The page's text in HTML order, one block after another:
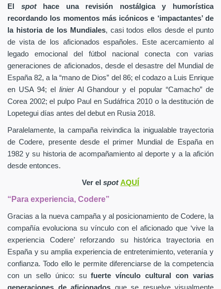
El spothace una revisión nostálgica y humorística
recordando los momentos más icónicos e ‘impactantes’ de
la historia de los Mundiales, casi todos ellos desde el punto
de vista de los aficionados españoles. Este acercamiento al
legado emocional del fútbol nacional conecta con varias
generaciones de aficionados, desde el desastre del Mundial de
España 82, a la “mano de Dios” del 86; el codazo a Luis Enrique
en USA 94; el linier Al Ghandour y el popular “Camacho” de
Corea 2002; el pulpo Paul en Sudáfrica 2010 o la destitución de
Lopetegui días antes del debut en Rusia 2018.
Paralelamente, la campaña reivindica la inigualable trayectoria
de Codere, presente desde el primer Mundial de España en
1982 y su historia de acompañamiento al deporte y a la afición
desde entonces.
Ver el spotAQUÍ
“Para experiencia, Codere”
Gracias a la nueva campaña y al posicionamiento de Codere, la
compañía evoluciona su vínculo con el aficionado que ‘vive la
experiencia Codere’ reforzando su histórica trayectoria en
España y su amplia experiencia de entretenimiento, veteranía y
confianza. Todo ello le permite diferenciarse de la competencia
con un sello único: sufuerte vínculo cultural con varias